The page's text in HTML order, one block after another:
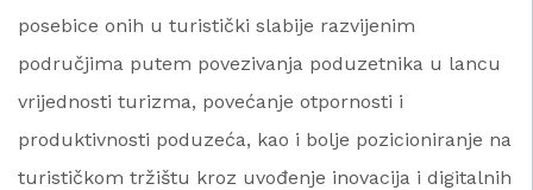
posebice onih u turistički slabije razvijenim
područjima putem povezivanja poduzetnika u lancu
vrijednosti turizma, povećanje otpornosti i
produktivnosti poduzeća, kao i bolje pozicioniranje na
turističkom tržištu kroz uvođenje inovacija i digitalnih